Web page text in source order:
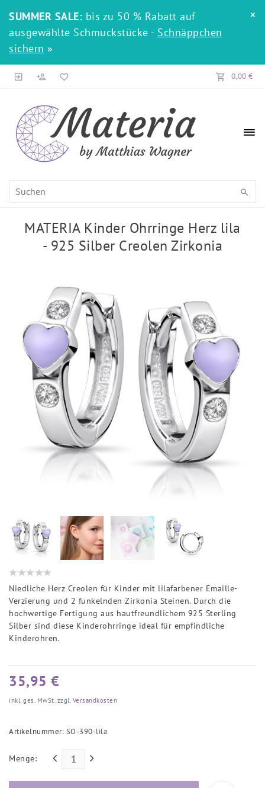
SUMMER SALE: bis zu 50 % Rabatt auf
ausgewählte Schmuckstücke - Schnäppchen
sichern »
×
0,00 €
MATERIA Kinder Ohrringe Herz lila
- 925 Silber Creolen Zirkonia
Niedliche Herz Creolen für Kinder mit lilafarbener Emaille-
Verzierung und 2 funkelnden Zirkonia Steinen. Durch die
hochwertige Fertigung aus hautfreundlichem 925 Sterling
Silber sind diese Kinderohrringe ideal für empfindliche
Kinderohren.
35,95 €
inkl. ges. MwSt. zzgl. Versandkosten
Artikelnummer: SO-390-lila
Menge: